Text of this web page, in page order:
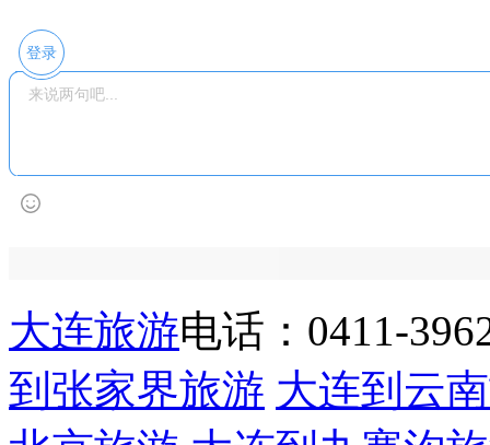
登录
大连旅游电话：0411-
到张家界旅游 大连到云